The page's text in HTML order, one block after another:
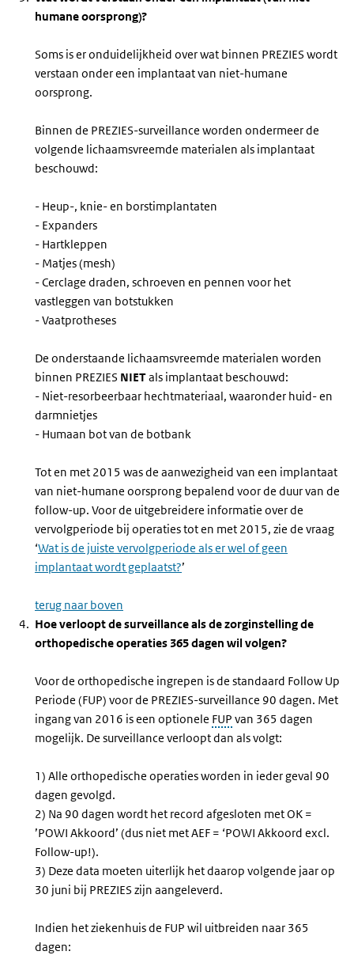
humane oorsprong)?
Soms is er onduidelijkheid over wat binnen PREZIES wordt
verstaan onder een implantaat van niet-humane
oorsprong.
Binnen de PREZIES-surveillance worden ondermeer de
volgende lichaamsvreemde materialen als implantaat
beschouwd:
- Heup-, knie- en borstimplantaten
- Expanders
- Hartkleppen
- Matjes (mesh)
- Cerclage draden, schroeven en pennen voor het
vastleggen van botstukken
- Vaatprotheses
De onderstaande lichaamsvreemde materialen worden
binnen PREZIES NIETals implantaat beschouwd:
- Niet-resorbeerbaar hechtmateriaal, waaronder huid- en
darmnietjes
- Humaan bot van de botbank
Tot en met 2015 was de aanwezigheid van een implantaat
van niet-humane oorsprong bepalend voor de duur van de
follow-up. Voor de uitgebreidere informatie over de
vervolgperiode bij operaties tot en met 2015, zie de vraag
‘Wat is de juiste vervolgperiode als er wel of geen
implantaat wordt geplaatst?’
terug naar boven
Hoe verloopt de surveillance als de zorginstelling de
orthopedische operaties 365 dagen wil volgen?
Voor de orthopedische ingrepen is de standaard Follow Up
Periode (FUP) voor de PREZIES-surveillance 90 dagen. Met
ingang van 2016 is een optionele FUP van 365 dagen
mogelijk. De surveillance verloopt dan als volgt:
1) Alle orthopedische operaties worden in ieder geval 90
dagen gevolgd.
2) Na 90 dagen wordt het record afgesloten met OK =
’POWI Akkoord’ (dus niet met AEF = ‘POWI Akkoord excl.
Follow-up!).
3) Deze data moeten uiterlijk het daarop volgende jaar op
30 juni bij PREZIES zijn aangeleverd.
Indien het ziekenhuis de FUP wil uitbreiden naar 365
dagen: